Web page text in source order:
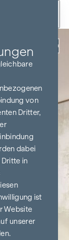
von
Dritter,
dabei
in
ist
Website
unserer